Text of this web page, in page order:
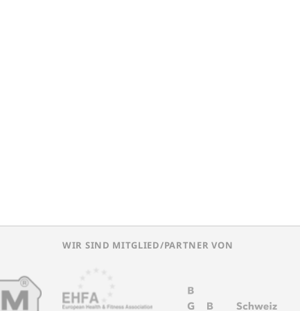
WIR SIND MITGLIED/PARTNER VON